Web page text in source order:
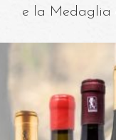
e la Medaglia